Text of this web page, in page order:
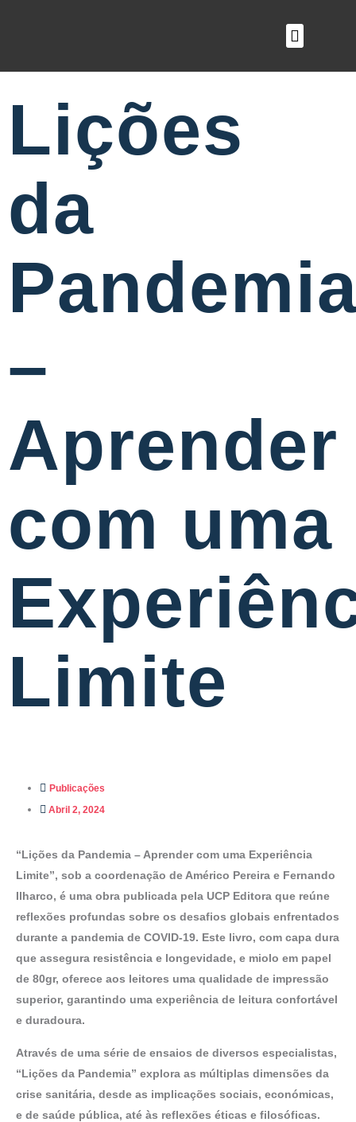
Lições
da
–
Aprender
com uma
Limite
Publicações
Abril 2, 2024
“Lições da Pandemia – Aprender com uma Experiência
Limite”, sob a coordenação de Américo Pereira e Fernando
Ilharco, é uma obra publicada pela UCP Editora que reúne
reflexões profundas sobre os desafios globais enfrentados
durante a pandemia de COVID-19. Este livro, com capa dura
que assegura resistência e longevidade, e miolo em papel
de 80gr, oferece aos leitores uma qualidade de impressão
superior, garantindo uma experiência de leitura confortável
e duradoura.
Através de uma série de ensaios de diversos especialistas,
“Lições da Pandemia” explora as múltiplas dimensões da
crise sanitária, desde as implicações sociais, económicas,
e de saúde pública, até às reflexões éticas e filosóficas.